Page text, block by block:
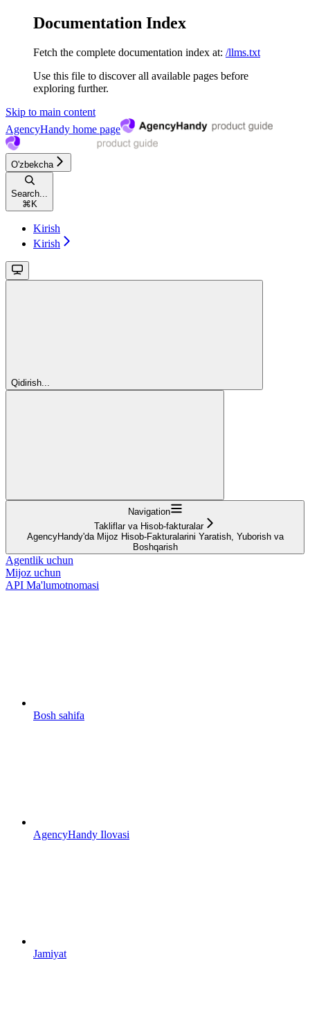
Documentation Index
Fetch the complete documentation index at: /llms.txt
Use this file to discover all available pages before
exploring further.
Skip to main content
AgencyHandy home page
O'zbekcha
Search...
⌘ K
Kirish
Kirish
Qidirish...
Navigation
Takliflar va Hisob-fakturalar
AgencyHandy'da Mijoz Hisob-Fakturalarini Yaratish, Yuborish va
Boshqarish
Agentlik uchun
Mijoz uchun
API Ma'lumotnomasi
Bosh sahifa
AgencyHandy Ilovasi
Jamiyat